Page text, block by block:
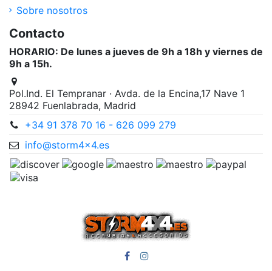
Sobre nosotros
Contacto
HORARIO: De lunes a jueves de 9h a 18h y viernes de
9h a 15h.
Pol.Ind. El Tempranar · Avda. de la Encina,17 Nave 1
28942 Fuenlabrada, Madrid
+34 91 378 70 16 - 626 099 279
info@storm4x4.es